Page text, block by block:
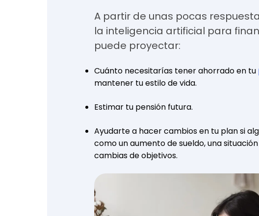
A partir de unas pocas
la inteligencia artificial para
puede proyectar:
Cuánto necesitarías tener ahorrado en tu
mantener tu estilo de vida.
Estimar tu pensión futura.
Ayudarte a hacer cambios en tu plan si
como un aumento de sueldo, una
cambias de objetivos.